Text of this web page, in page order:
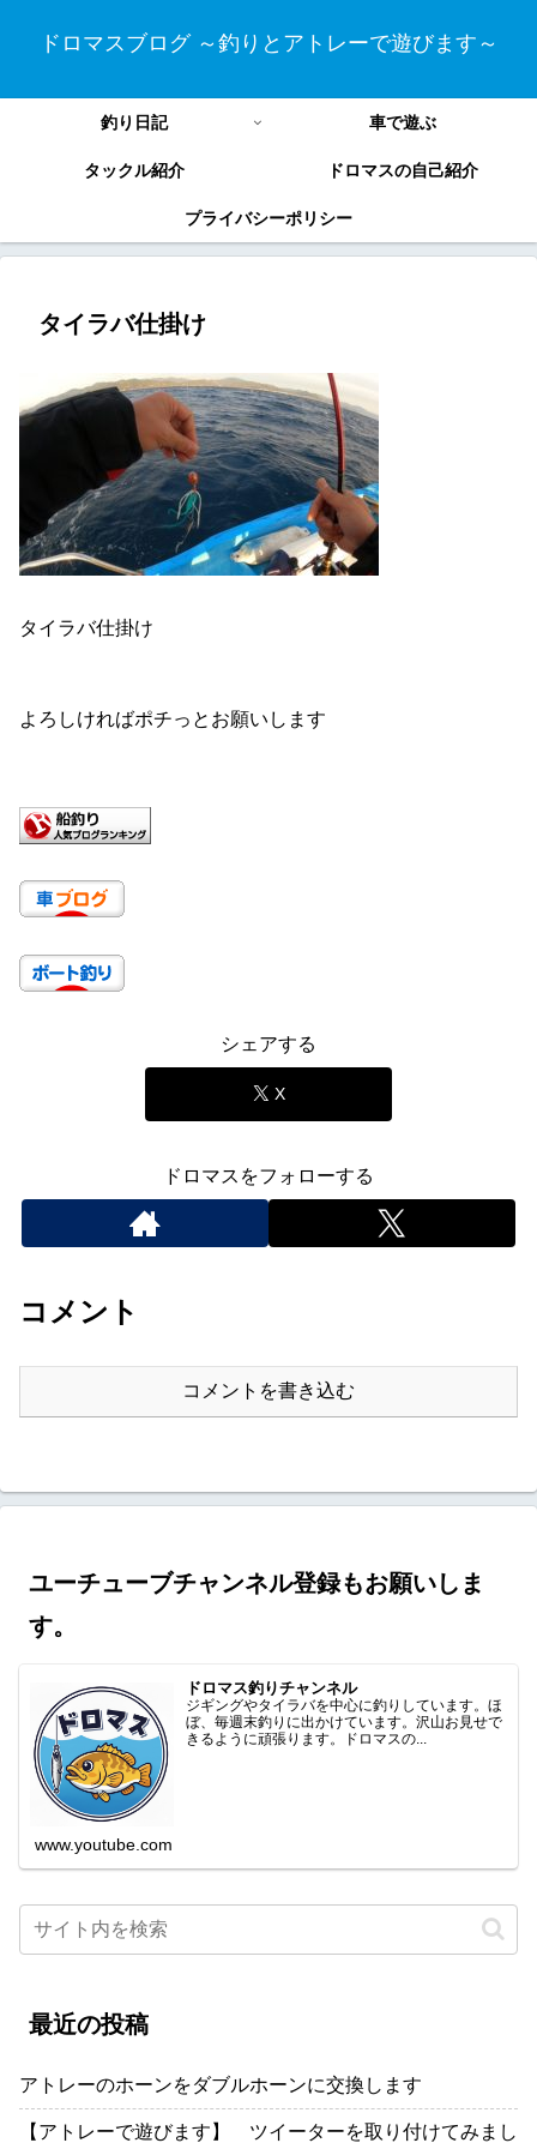
ドロマスブログ ～釣りとアトレーで遊びます～
釣り日記 車で遊ぶ
タックル紹介 ドロマスの自己紹介
プライバシーポリシー
タイラバ仕掛け
タイラバ仕掛け
よろしければポチっとお願いします
シェアする
X
ドロマスをフォローする
コメント
コメントを書き込む
ユーチューブチャンネル登録もお願いしま
す。
ドロマス釣りチャンネル
ジギングやタイラバを中心に釣りしています。ほ
ぼ、毎週末釣りに出かけています。沢山お見せで
きるように頑張ります。ドロマスの...
www.youtube.com
最近の投稿
アトレーのホーンをダブルホーンに交換します
【アトレーで遊びます】 ツイーターを取り付けてみまし